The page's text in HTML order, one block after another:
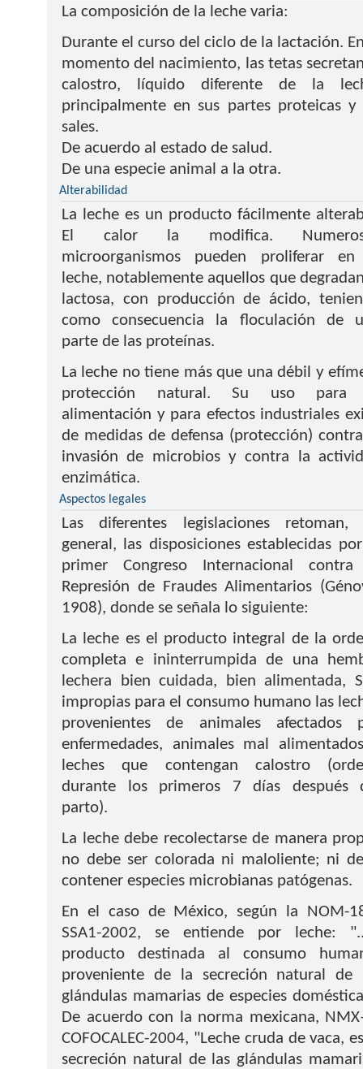
La composición de la leche varia:
Durante el curso del ciclo de la lactación.
momento del nacimiento, las tetas
calostro, líquido diferente de la
principalmente en sus partes proteicas y
sales.
De acuerdo al estado de salud.
De una especie animal a la otra.
Alterabilidad
La leche es un producto fácilmente
El calor la modifica.
microorganismos pueden proliferar
leche, notablemente aquellos que
lactosa, con producción de ácido,
como consecuencia la floculación de
parte de las proteínas.
La leche no tiene más que una débil y
protección natural. Su uso para
alimentación y para efectos industriales
de medidas de defensa (protección)
invasión de microbios y contra la
enzimática.
Aspectos legales
Las diferentes legislaciones retoman,
general, las disposiciones establecidas
primer Congreso Internacional
Represión de Fraudes Alimentarios
1908), donde se señala lo siguiente:
La leche es el producto integral de la
completa e ininterrumpida de una
lechera bien cuidada, bien alimentada,
impropias para el consumo humano las
provenientes de animales afectados
enfermedades, animales mal
leches que contengan calostro
durante los primeros 7 días después
parto).
La leche debe recolectarse de manera
no debe ser colorada ni maloliente; ni
contener especies microbianas patógenas.
En el caso de México, según la NOM-
SSA1-2002, se entiende por leche:
producto destinada al consumo
proveniente de la secreción natural de
glándulas mamarias de especies
De acuerdo con la norma mexicana,
COFOCALEC-2004, "Leche cruda de vaca,
secreción natural de las glándulas